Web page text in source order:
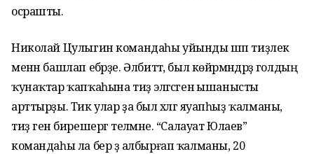
осрашты.
Николай Цулыгин командаһы уйынды шәп тиҙлек
менән башлап ебәрҙе. Әлбиттә, был көйәрмәндәрҙә голдың
ҡунаҡтар ҡапҡаһына тиҙ эләгәсәгенә ышанысты
арттырҙы. Тик улар ҙа был хәлгә яуапһыҙ ҡалманы,
тиҙ генә бирешергә теләмәне. “Салауат Юлаев”
командаһы ла бер ҙә албырғап ҡалманы, 20